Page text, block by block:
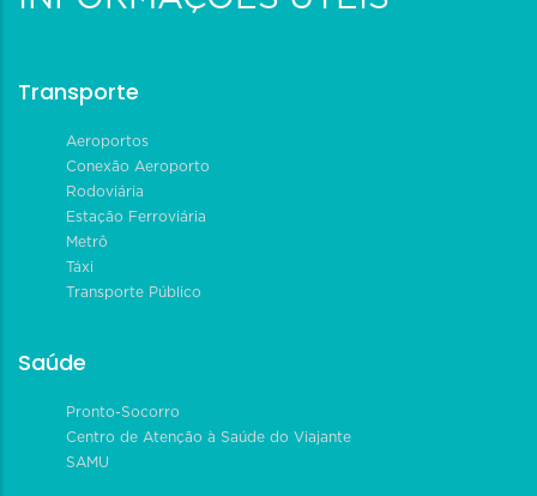
Transporte
Aeroportos
Conexão Aeroporto
Rodoviária
Estação Ferroviária
Metrô
Táxi
Transporte Público
Saúde
Pronto-Socorro
Centro de Atenção à Saúde do Viajante
SAMU